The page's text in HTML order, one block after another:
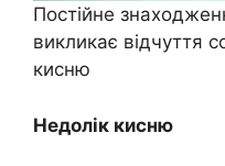
Постійне
викликає відчуття
кисню
Недолік кисню